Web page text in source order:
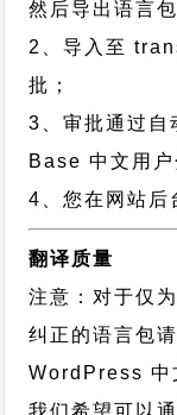
然后导出语言包
2、导入至
批；
3、审批通过
Base 中文用户
4、您在网站后
翻译质量
注意：对于仅
纠正的语言包
WordPress 中
我们希望可以